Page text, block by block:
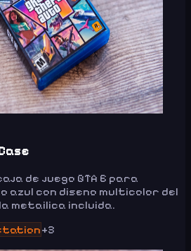
de juego GTA 6 para
azul con diseno multicolor del
metailica incluida.
+3